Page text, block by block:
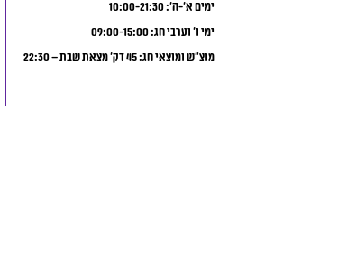
ימים א’-ה’: 10:00-21:30
ימי ו’ וערבי חג: 09:00-15:00
מוצ”ש ומוצאי חג: 45 דק’ מצאת שבת – 22:30